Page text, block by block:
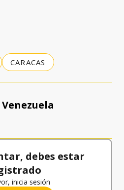
CARACAS
debes estar
inicia sesión